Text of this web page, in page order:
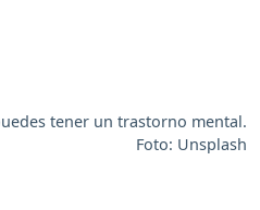
tener un trastorno mental.
Foto: Unsplash